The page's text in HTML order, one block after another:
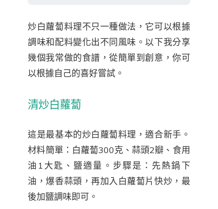
炒白蘿蔔料理不只一種做法，它可以根據
調味和配料變化出不同風味。以下我分享
幾個我常做的食譜，從簡單到創意，你可
以根據自己的喜好嘗試。
清炒白蘿蔔
這是最基本的炒白蘿蔔料理，適合新手。
材料簡單：白蘿蔔300克、蒜頭2瓣、食用
油1大匙、鹽適量。步驟是：先熱鍋下
油，爆香蒜頭，再加入白蘿蔔片快炒，最
後加鹽調味即可。